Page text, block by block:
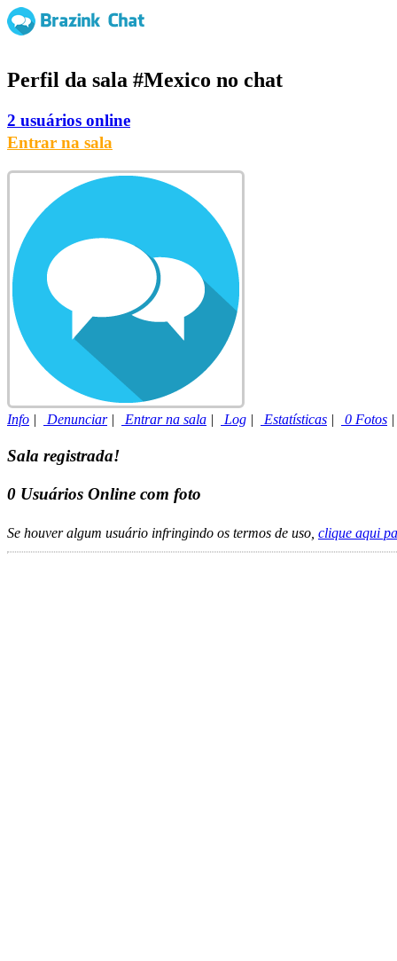
Perfil da sala #Mexico no chat
2 usuários online
Entrar na sala
Info | Denunciar| Entrar na sala | Log | Estatísticas | 0 Fotos
Sala registrada!
0 Usuários Online com foto
Se houver algum usuário infringindo os termos de uso, clique aqui